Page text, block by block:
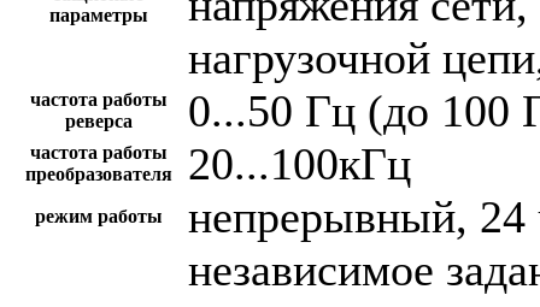
параметры
нагрузочной
частота работы
реверса
0...50 Гц (до 100
частота работы
преобразователя
20...100кГц
режим работы непрерывный, 24
независимое